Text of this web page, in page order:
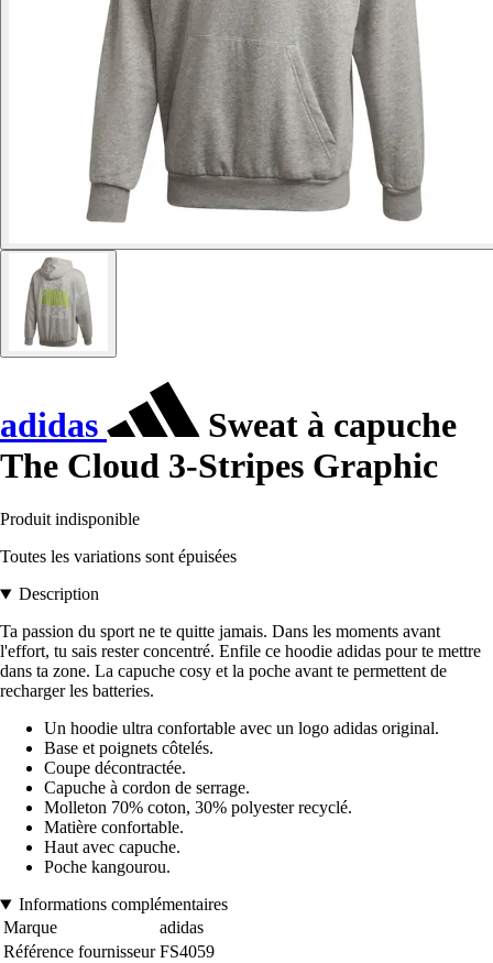
adidas
Sweat à capuche
The Cloud 3-Stripes Graphic
Produit indisponible
Toutes les variations sont épuisées
Description
Ta passion du sport ne te quitte jamais. Dans les moments avant
l'effort, tu sais rester concentré. Enfile ce hoodie adidas pour te mettre
dans ta zone. La capuche cosy et la poche avant te permettent de
recharger les batteries.
Un hoodie ultra confortable avec un logo adidas original.
Base et poignets côtelés.
Coupe décontractée.
Capuche à cordon de serrage.
Molleton 70% coton, 30% polyester recyclé.
Matière confortable.
Haut avec capuche.
Poche kangourou.
Informations complémentaires
Marque
adidas
Référence fournisseur FS4059